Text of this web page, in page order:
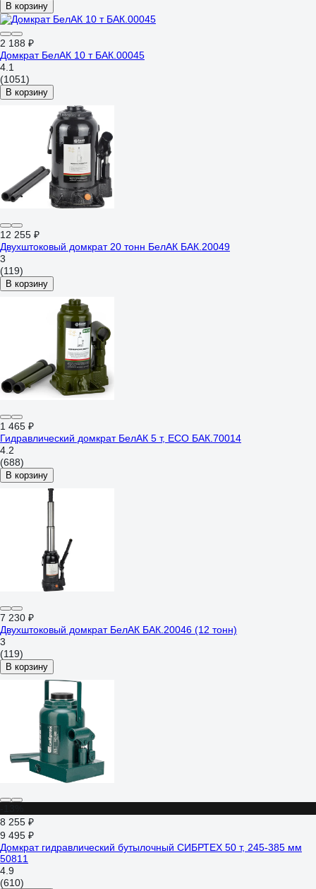
В корзину
2 188 ₽
Домкрат БелАК 10 т БАК.00045
4.1
(1051)
В корзину
12 255 ₽
Двухштоковый домкрат 20 тонн БелАК БАК.20049
3
(119)
В корзину
1 465 ₽
Гидравлический домкрат БелАК 5 т, ECO БАК.70014
4.2
(688)
В корзину
7 230 ₽
Двухштоковый домкрат БелАК БАК.20046 (12 тонн)
3
(119)
В корзину
8 255 ₽
9 495 ₽
Домкрат гидравлический бутылочный СИБРТЕХ 50 т, 245-385 мм
50811
4.9
(610)